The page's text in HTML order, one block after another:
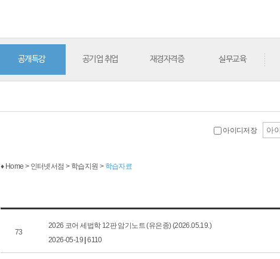
공개특강 공기업 취업 재경자격증 실무교육
아이디저장
♦ Home > 인터넷서점 > 학습지원 > 학습자료
73
2026 코어 세법학 12판 암기노트 (유은종) (2026.05.19.)
2026-05-19 6110